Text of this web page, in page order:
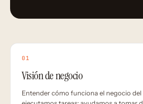
01
Visión de negocio
Entender cómo funciona el negocio del